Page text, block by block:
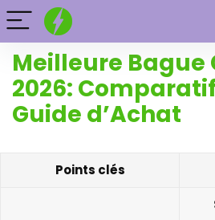
Meilleure Bague
2026:
Guide d’Achat
Points clés